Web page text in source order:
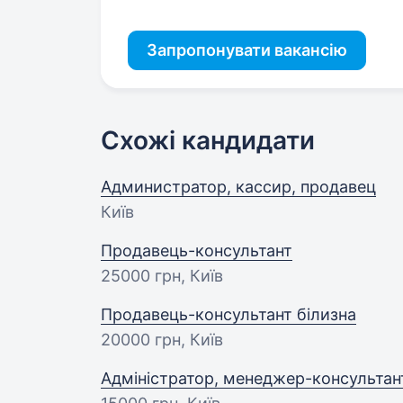
Запропонувати вакансію
Схожі кандидати
Администратор, кассир, продавец
Київ
Продавець-консультант
25000 грн, Київ
Продавець-консультант білизна
20000 грн, Київ
Адміністратор, менеджер-